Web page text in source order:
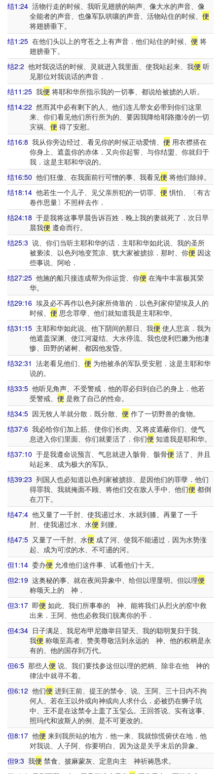
结1:24 活物行走的时候、我听见翅膀的响声、像大水的声音、像
全能者的声音、也像军队哄嚷的声音、活物站住的时候、 便
将翅膀垂下。
结1:25 在他们头以上的穹苍之上有声音．他们站住的时候、 便 将
翅膀垂下。
结2:2 他对我说话的时候、灵就进入我里面、使我站起来、我便 听
见那位对我说话的声音．
结11:25 我便 将耶和华所指示我的一切事、都说给被掳的人听。
结14:22 然而其中必有剩下的人、他们连儿带女必带到你们这里
来、你们看见他们所行所为的、要因我降给耶路撒冷的一切
灾祸、 便 得了安慰。
结16:8 我从你旁边经过、看见你的时候正动爱情、 便 用衣襟搭在
你身上、遮盖你的赤体．又向你起誓、与你结盟、你就归于
我．这是主耶和华说的。
结16:50 他们狂傲、在我面前行可憎的事、我看见便 将他们除掉。
结18:14 他若生一个儿子、见父亲所犯的一切罪、 便 惧怕、〔有古
卷作思量〕不照样去作．
结24:18 于是我将这事早晨告诉百姓．晚上我的妻就死了．次日早
晨我便 遵命而行。
结25:3 说、你们当听主耶和华的话．主耶和华如此说、我的圣所
被亵渎、以色列地变荒凉、犹大家被掳掠．那时、你便 因这
些事说、阿哈．
结27:25 他施的船只接连成帮为你运货、你便 在海中丰富极其荣
华。
结29:16 埃及必不再作以色列家所倚靠的．以色列家仰望埃及人的
时候、 便 思念罪孽、他们就知道我是主耶和华。
结31:15 主耶和华如此说、他下阴间的那日、我便 使人悲哀．我为
他遮盖深渊、使江河凝结、大水停流、我也使利巴嫩为他凄
惨、田野的诸树、都因他发昏。
结32:31 法老看见他们、 便 为他被杀的军队受安慰．这是主耶和华
说的。
结33:5 他听见角声、不受警戒．他的罪必归到自己的身上．他若
受警戒、 便 是救了自己的性命。
结34:5 因无牧人羊就分散．既分散、 便 作了一切野兽的食物。
结37:6 我必给你们加上筋、使你们长肉、又将皮遮蔽你们、使气
息进入你们里面、你们就要活了．你们便 知道我是耶和华。
结37:10 于是我遵命说预言、气息就进入骸骨、骸骨便 活了、并且
站起来、成为极大的军队。
结39:23 列国人也必知道以色列家被掳掠、是因他们的罪孽．他们
得罪我、我就掩面不顾、将他们交在敌人手中、他们便 都倒
在刀下。
结47:4 他又量了一千肘、使我逿过水、水就到膝。再量了一千
肘、使我逿过水、水便 到腰。
结47:5 又量了一千肘、水便 成了河、使我不能逿过．因为水势涨
起、成为可洑的水、不可逿的河。
但1:14 委办便 允准他们这件事、试看他们十天。
但2:19 这奥秘的事、就在夜间异象中、给但以理显明。但以理便
称颂天上的 神．
但3:17 即便 如此、我们所事奉的 神、能将我们从烈火的窑中救
出来．王阿、他也必救我们脱离你的手．
但4:34 日子满足、我尼布甲尼撒举目望天、我的聪明复归于我、
我便 称颂至高者、赞美尊敬活到永远的 神、他的权柄是永
有的、他的国存到万代。
但6:5 那些人便 说、我们要找参这但以理的把柄、除非在他 神的
律法中就寻不着。
但6:12 他们便 进到王前、提王的禁令、说、王阿、三十日内不拘
何人、若在王以外或向神或向人求什么．必被扔在狮子坑
中、王不是在这禁令上盖了玉玺么。王回答说、实有这事、
照玛代和波斯人的例、是不可更改的。
但8:17 他便 来到我所站的地方．他一来、我就惊慌俯伏在地．他
对我说、人子阿、你要明白、因为这是关乎末后的异象。
但9:3 我便 禁食、披麻蒙灰、定意向主 神祈祷恳求。